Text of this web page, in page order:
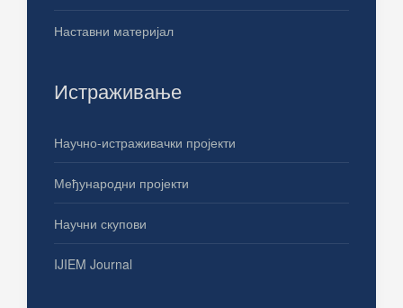
Наставни материјал
Истраживање
Научно-истраживачки пројекти
Међународни пројекти
Научни скупови
IJIEM Journal